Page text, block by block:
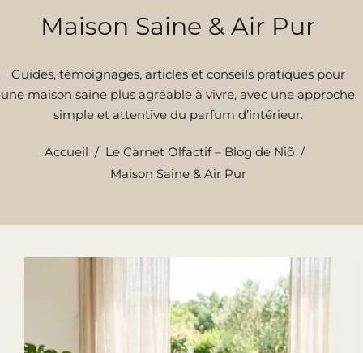
Maison Saine & Air Pur
Guides, témoignages, articles et conseils pratiques pour
une maison saine plus agréable à vivre, avec une approche
simple et attentive du parfum d’intérieur.
Accueil / Le Carnet Olfactif – Blog de Niõ /
Maison Saine & Air Pur